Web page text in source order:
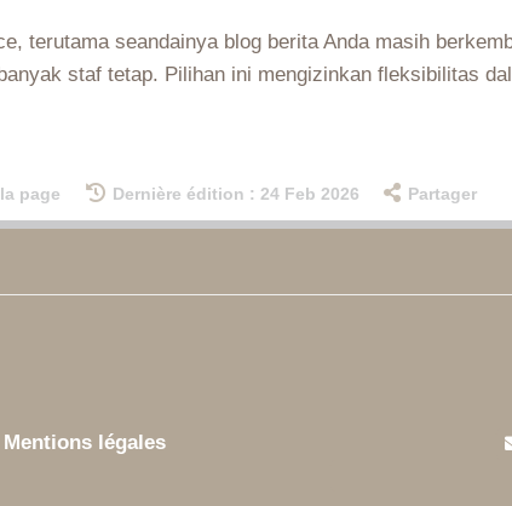
terutama seandainya blog berita Anda masih
staf tetap. Pilihan ini mengizinkan fleksibilitas
page Dernière édition : 24 Feb 2026 Partager
Mentions légales